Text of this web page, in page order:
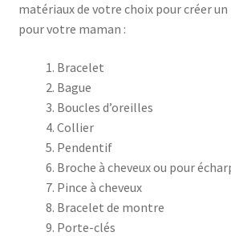
matériaux de votre choix pour créer
pour votre maman :
Bracelet
Bague
Boucles d’oreilles
Collier
Pendentif
Broche à cheveux ou pour
Pince à cheveux
Bracelet de montre
Porte-clés